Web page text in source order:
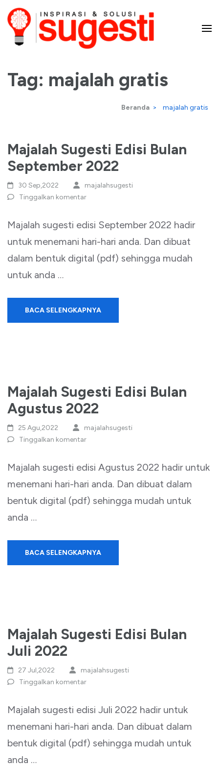
Lompat
ke
konten
Enter)
dan Solusi
Tag: majalah gratis
Beranda > majalah gratis
Majalah Sugesti Edisi Bulan
September 2022
30 Sep,2022
majalahsugesti
Tinggalkan komentar
Majalah sugesti edisi September 2022 hadir
untuk menemani hari-hari anda. Dan dibuat
dalam bentuk digital (pdf) sehingga mudah
untuk anda …
BACA SELENGKAPNYA
Majalah Sugesti Edisi Bulan
Agustus 2022
25 Agu,2022
majalahsugesti
Tinggalkan komentar
Majalah sugesti edisi Agustus 2022 hadir untuk
menemani hari-hari anda. Dan dibuat dalam
bentuk digital (pdf) sehingga mudah untuk
anda …
BACA SELENGKAPNYA
Majalah Sugesti Edisi Bulan
Juli 2022
27 Jul,2022
majalahsugesti
Tinggalkan komentar
Majalah sugesti edisi Juli 2022 hadir untuk
menemani hari-hari anda. Dan dibuat dalam
bentuk digital (pdf) sehingga mudah untuk
anda …